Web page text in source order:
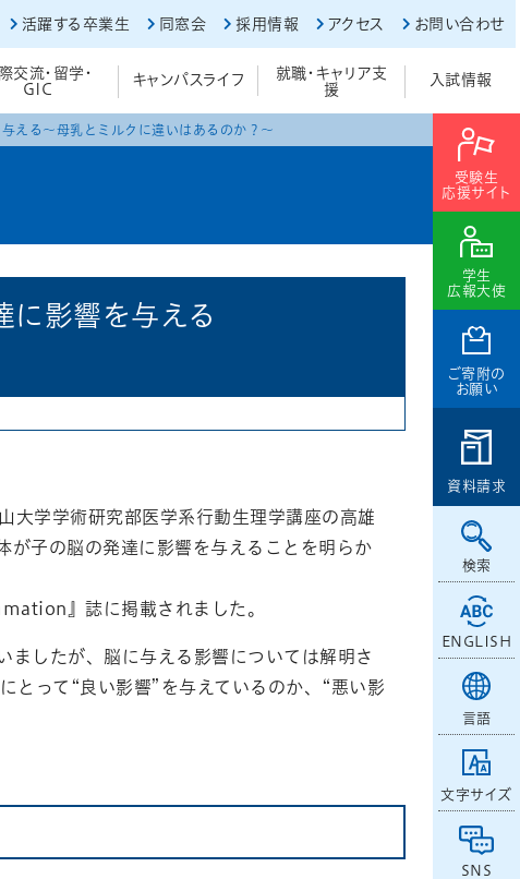
活躍する卒業生 同窓会 採用情報 アクセス お問い合わせ
交流・留学・
GIC
キャンパスライフ
就職・キャリア支
援
入試情報
受験生
応援サイト
学生
広報大使
ご寄附の
お願い
資料請求
検索
ENGLISH
言語
文字サイズ
SNS
える ～母乳とミルクに違いはあるのか？～
に影響を与える
大学学術研究部医学系行動生理学講座の高雄
が子の脳の発達に影響を与えることを明らか
』誌に掲載されました。
ましたが、脳に与える影響については解明さ
とって“良い影響”を与えているのか、“悪い影